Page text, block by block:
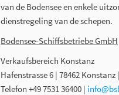
van de Bodensee en enkele
dienstregeling van de schepen.
Bodensee-Schiffsbetriebe GmbH
Verkaufsbereich Konstanz
Hafenstrasse 6 | 78462
Telefon +49 7531 36400 |